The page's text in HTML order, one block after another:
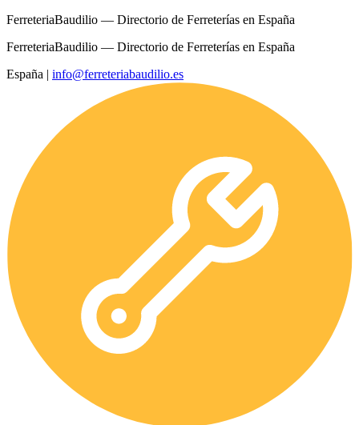
FerreteriaBaudilio — Directorio de Ferreterías en España
FerreteriaBaudilio — Directorio de Ferreterías en España
España | info@ferreteriabaudilio.es